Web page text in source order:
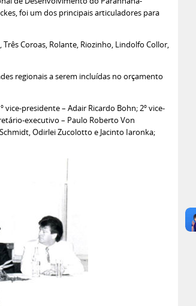
foi um dos principais articuladores para
Coroas, Rolante, Riozinho, Lindolfo Collor,
regionais a serem incluídas no orçamento
presidente – Adair Ricardo Bohn; 2º vice-
executivo – Paulo Roberto Von
Odirlei Zucolotto e Jacinto Iaronka;